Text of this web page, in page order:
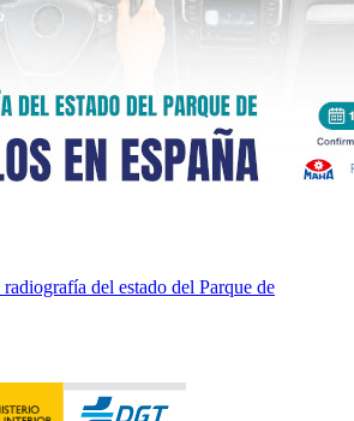
del estado del Parque de